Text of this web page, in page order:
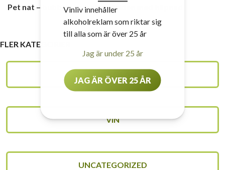
Pet nat – bubblet som slår världen med häpnad
FLER KATEGORIER
VINSKOLAN
VIN
UNCATEGORIZED
Vinliv innehåller
alkoholreklam som riktar sig
till alla som är över 25 år
Jag är under 25 år
JAG ÄR ÖVER 25 ÅR